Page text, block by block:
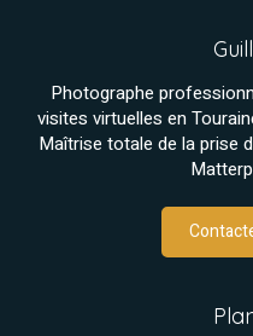
Photographe
visites virtuelles en
Maîtrise totale de la prise